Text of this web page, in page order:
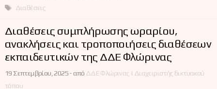
Ετικέτες
Διαθέσεις
Διαθέσεις συμπλήρωσης ωραρίου,
ανακλήσεις και τροποποιήσεις διαθέσεων
εκπαιδευτικών της ΔΔΕ Φλώρινας
19 Σεπτεμβρίου, 2025 -από ΔΔΕ Φλώρινας | Διαχειριστής δικτυακού
τόπου